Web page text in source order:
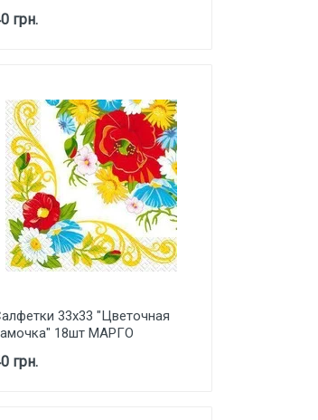
грн.
33х33 "Цветочная
18шт МАРГО
грн.